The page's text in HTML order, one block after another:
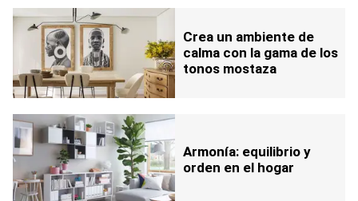
Crea un ambiente de
calma con la gama de los
tonos mostaza
Armonía: equilibrio y
orden en el hogar